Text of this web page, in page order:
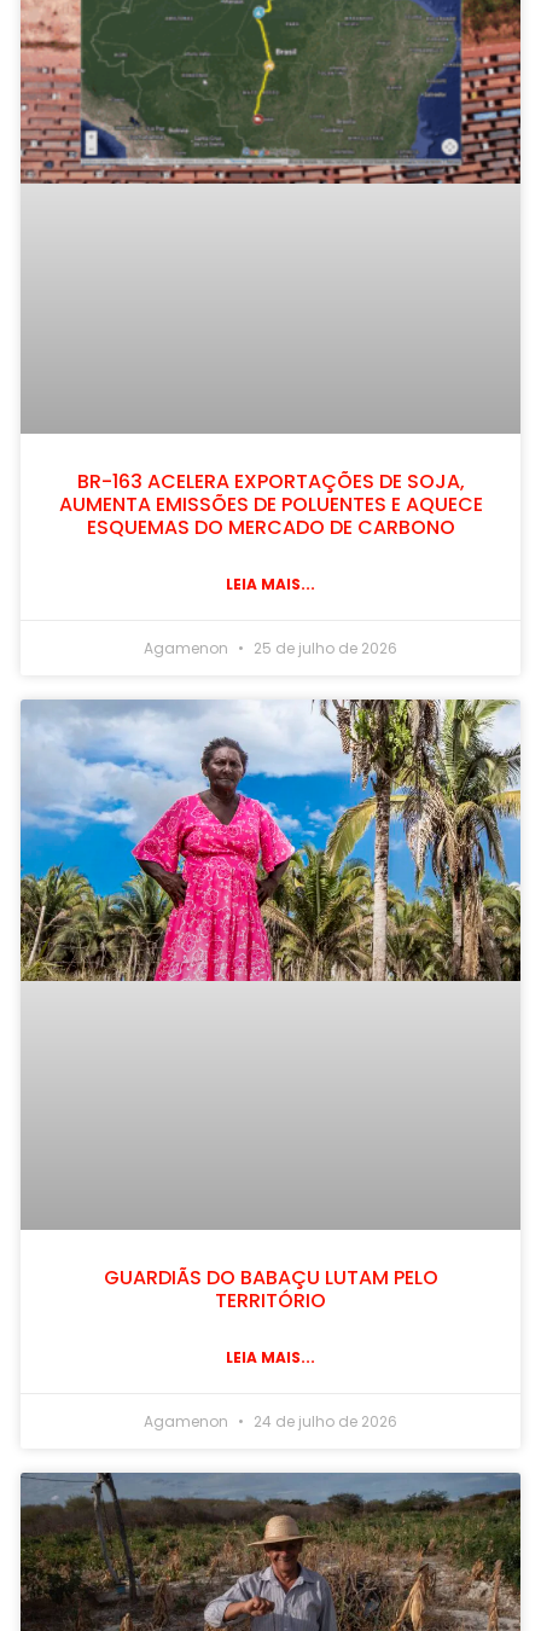
BR-163 ACELERA EXPORTAÇÕES DE SOJA,
AUMENTA EMISSÕES DE POLUENTES E AQUECE
ESQUEMAS DO MERCADO DE CARBONO
LEIA MAIS...
Agamenon 25 de julho de 2026
GUARDIÃS DO BABAÇU LUTAM PELO
TERRITÓRIO
LEIA MAIS...
Agamenon 24 de julho de 2026